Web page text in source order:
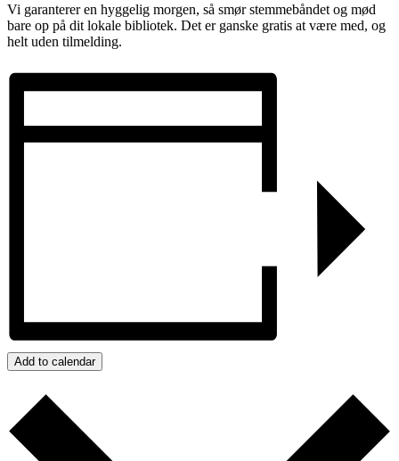
Vi garanterer en hyggelig morgen, så smør stemmebåndet og mød
bare op på dit lokale bibliotek. Det er ganske gratis at være med, og
helt uden tilmelding.
Add to calendar